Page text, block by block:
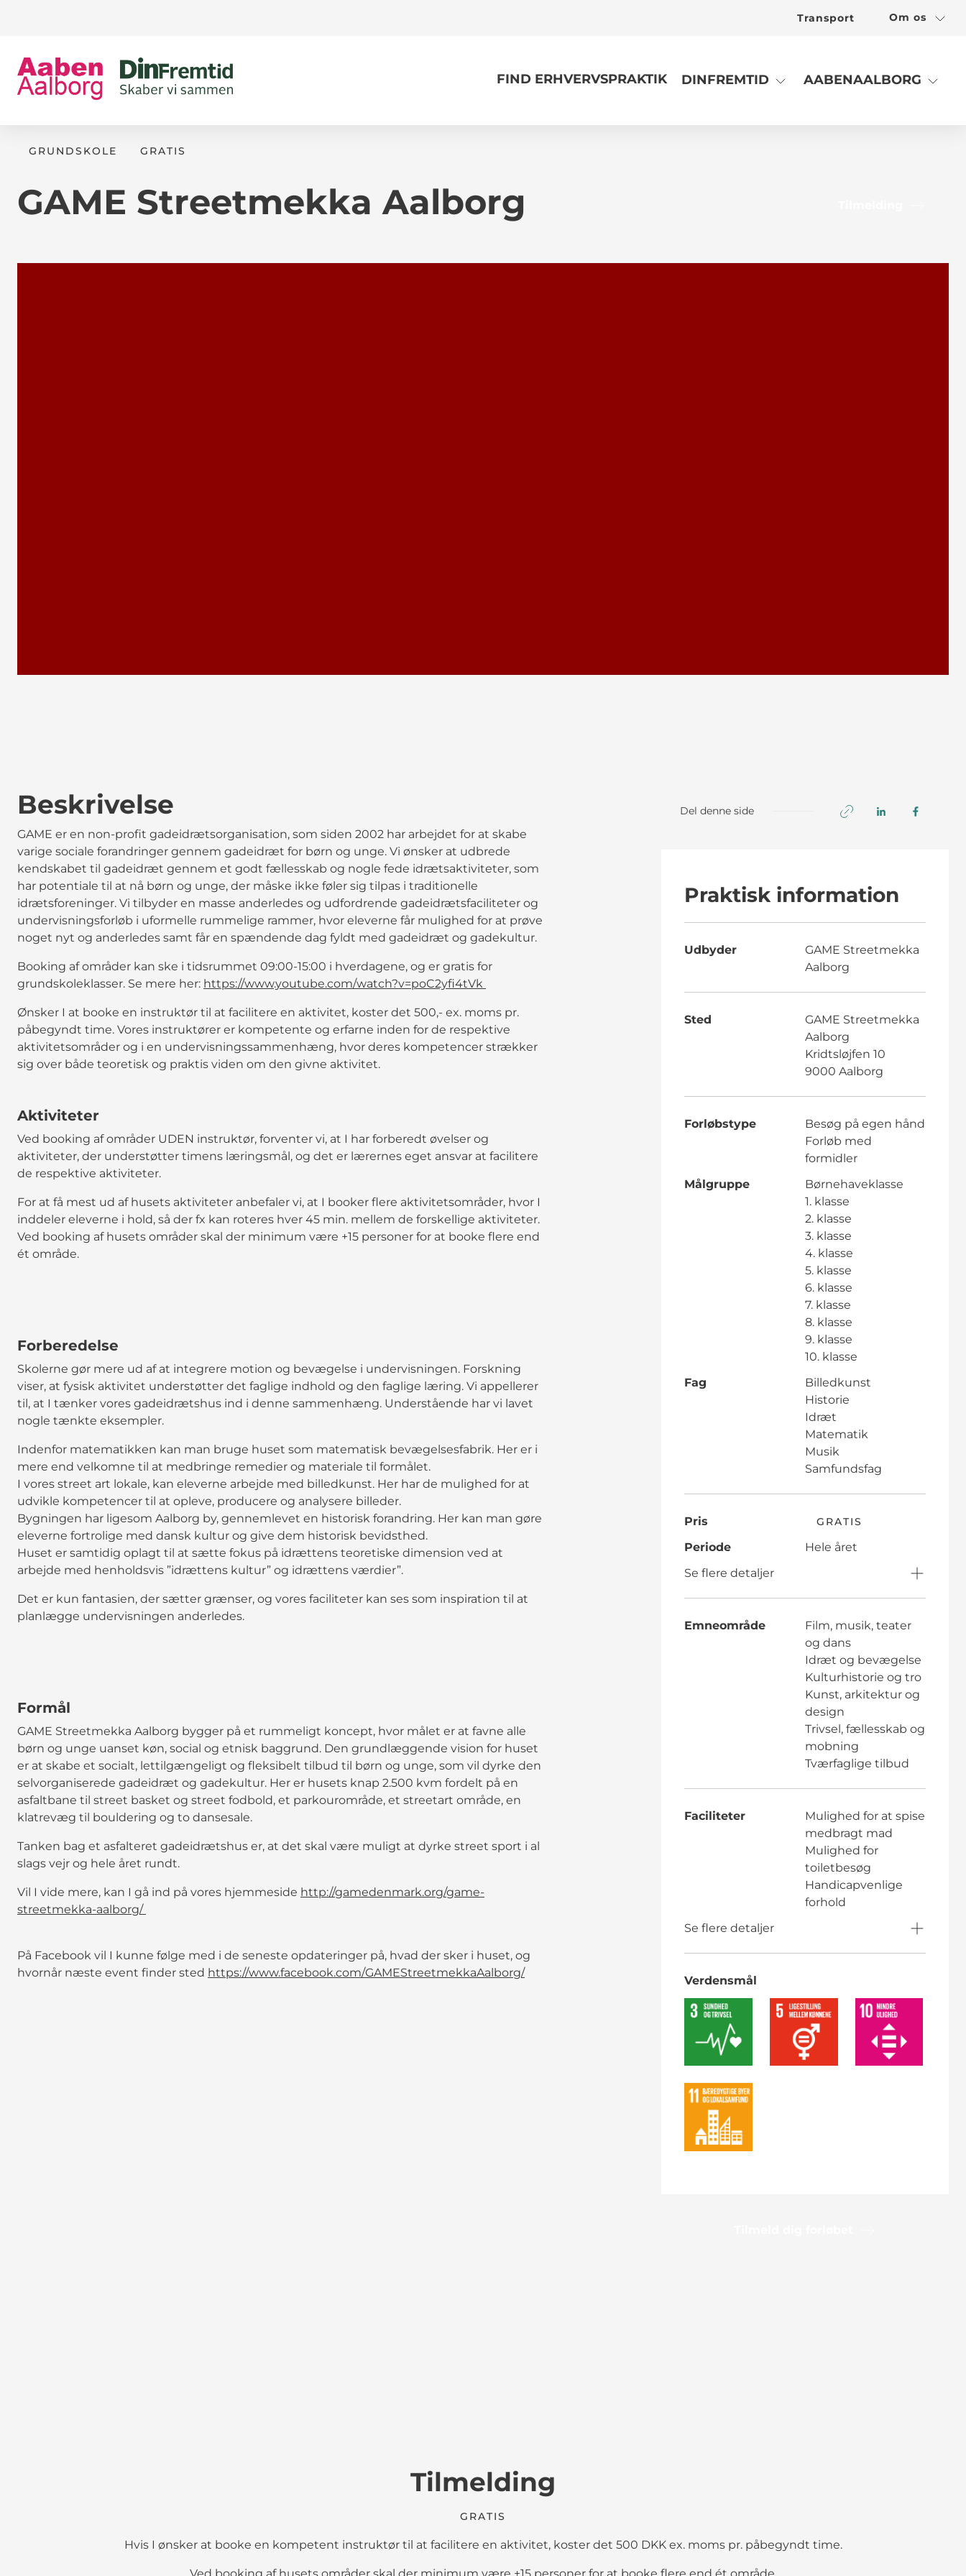
Transport Om os
FIND ERHVERVSPRAKTIK DINFREMTID AABENAALBORG
GRUNDSKOLE GRATIS
GAME Streetmekka Aalborg
Beskrivelse
GAME er en non-profit gadeidrætsorganisation, som siden 2002 har arbejdet for at skabe
varige sociale forandringer gennem gadeidræt for børn og unge. Vi ønsker at udbrede
kendskabet til gadeidræt gennem et godt fællesskab og nogle fede idrætsaktiviteter, som
har potentiale til at nå børn og unge, der måske ikke føler sig tilpas i traditionelle
idrætsforeninger. Vi tilbyder en masse anderledes og udfordrende gadeidrætsfaciliteter og
undervisningsforløb i uformelle rummelige rammer, hvor eleverne får mulighed for at prøve
noget nyt og anderledes samt får en spændende dag fyldt med gadeidræt og gadekultur.
Booking af områder kan ske i tidsrummet 09:00-15:00 i hverdagene, og er gratis for
grundskoleklasser. Se mere her: https://www.youtube.com/watch?v=poC2yfi4tVk
Ønsker I at booke en instruktør til at facilitere en aktivitet, koster det 500,- ex. moms pr.
påbegyndt time. Vores instruktører er kompetente og erfarne inden for de respektive
aktivitetsområder og i en undervisningssammenhæng, hvor deres kompetencer strækker
sig over både teoretisk og praktis viden om den givne aktivitet.
Aktiviteter
Ved booking af områder UDEN instruktør, forventer vi, at I har forberedt øvelser og
aktiviteter, der understøtter timens læringsmål, og det er lærernes eget ansvar at facilitere
de respektive aktiviteter.
For at få mest ud af husets aktiviteter anbefaler vi, at I booker flere aktivitetsområder, hvor I
inddeler eleverne i hold, så der fx kan roteres hver 45 min. mellem de forskellige aktiviteter.
Ved booking af husets områder skal der minimum være +15 personer for at booke flere end
ét område.
Forberedelse
Skolerne gør mere ud af at integrere motion og bevægelse i undervisningen. Forskning
viser, at fysisk aktivitet understøtter det faglige indhold og den faglige læring. Vi appellerer
til, at I tænker vores gadeidrætshus ind i denne sammenhæng. Understående har vi lavet
nogle tænkte eksempler.
Indenfor matematikken kan man bruge huset som matematisk bevægelsesfabrik. Her er i
mere end velkomne til at medbringe remedier og materiale til formålet.
I vores street art lokale, kan eleverne arbejde med billedkunst. Her har de mulighed for at
udvikle kompetencer til at opleve, producere og analysere billeder.
Bygningen har ligesom Aalborg by, gennemlevet en historisk forandring. Her kan man gøre
eleverne fortrolige med dansk kultur og give dem historisk bevidsthed.
Huset er samtidig oplagt til at sætte fokus på idrættens teoretiske dimension ved at
arbejde med henholdsvis ”idrættens kultur” og idrættens værdier”.
Det er kun fantasien, der sætter grænser, og vores faciliteter kan ses som inspiration til at
planlægge undervisningen anderledes.
Formål
GAME Streetmekka Aalborg bygger på et rummeligt koncept, hvor målet er at favne alle
børn og unge uanset køn, social og etnisk baggrund. Den grundlæggende vision for huset
er at skabe et socialt, lettilgængeligt og fleksibelt tilbud til børn og unge, som vil dyrke den
selvorganiserede gadeidræt og gadekultur. Her er husets knap 2.500 kvm fordelt på en
asfaltbane til street basket og street fodbold, et parkourområde, et streetart område, en
klatrevæg til bouldering og to dansesale.
Tanken bag et asfalteret gadeidrætshus er, at det skal være muligt at dyrke street sport i al
slags vejr og hele året rundt.
Vil I vide mere, kan I gå ind på vores hjemmeside http://gamedenmark.org/game-
streetmekka-aalborg/
På Facebook vil I kunne følge med i de seneste opdateringer på, hvad der sker i huset, og
hvornår næste event finder sted https://www.facebook.com/GAMEStreetmekkaAalborg/
Del denne side
Praktisk information
Udbyder
GAME Streetmekka
Aalborg
Sted
GAME Streetmekka
Aalborg
Kridtsløjfen 10
9000 Aalborg
Forløbstype
Besøg på egen hånd
Forløb med
formidler
Målgruppe
Børnehaveklasse
1. klasse
2. klasse
3. klasse
4. klasse
5. klasse
6. klasse
7. klasse
8. klasse
9. klasse
10. klasse
Fag
Billedkunst
Historie
Idræt
Matematik
Musik
Samfundsfag
Pris GRATIS
Periode
Hele året
Se flere detaljer
Emneområde
Film, musik, teater
og dans
Idræt og bevægelse
Kulturhistorie og tro
Kunst, arkitektur og
design
Trivsel, fællesskab og
mobning
Tværfaglige tilbud
Faciliteter
Mulighed for at spise
medbragt mad
Mulighed for
toiletbesøg
Handicapvenlige
forhold
Se flere detaljer
Verdensmål
Tilmelding
GRATIS
Hvis I ønsker at booke en kompetent instruktør til at facilitere en aktivitet, koster det 500 DKK ex. moms pr. påbegyndt time.